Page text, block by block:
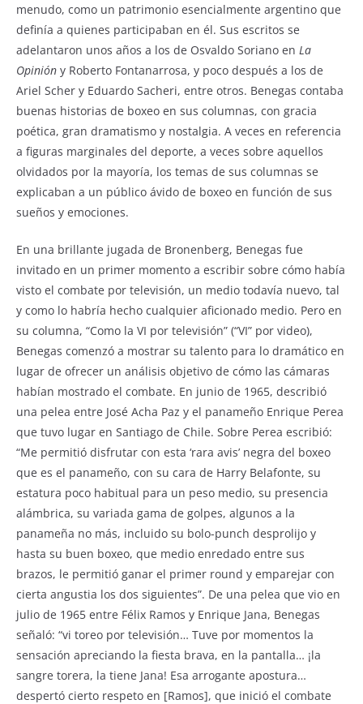
menudo, como un patrimonio esencialmente argentino que
definía a quienes participaban en él. Sus escritos se
adelantaron unos años a los de Osvaldo Soriano en La
Opinión y Roberto Fontanarrosa, y poco después a los de
Ariel Scher y Eduardo Sacheri, entre otros. Benegas contaba
buenas historias de boxeo en sus columnas, con gracia
poética, gran dramatismo y nostalgia. A veces en referencia
a figuras marginales del deporte, a veces sobre aquellos
olvidados por la mayoría, los temas de sus columnas se
explicaban a un público ávido de boxeo en función de sus
sueños y emociones.
En una brillante jugada de Bronenberg, Benegas fue
invitado en un primer momento a escribir sobre cómo había
visto el combate por televisión, un medio todavía nuevo, tal
y como lo habría hecho cualquier aficionado medio. Pero en
su columna, “Como la VI por televisión” (“VI” por video),
Benegas comenzó a mostrar su talento para lo dramático en
lugar de ofrecer un análisis objetivo de cómo las cámaras
habían mostrado el combate. En junio de 1965, describió
una pelea entre José Acha Paz y el panameño Enrique Perea
que tuvo lugar en Santiago de Chile. Sobre Perea escribió:
“Me permitió disfrutar con esta ‘rara avis’ negra del boxeo
que es el panameño, con su cara de Harry Belafonte, su
estatura poco habitual para un peso medio, su presencia
alámbrica, su variada gama de golpes, algunos a la
panameña no más, incluido su bolo-punch desprolijo y
hasta su buen boxeo, que medio enredado entre sus
brazos, le permitió ganar el primer round y emparejar con
cierta angustia los dos siguientes”. De una pelea que vio en
julio de 1965 entre Félix Ramos y Enrique Jana, Benegas
señaló: “vi toreo por televisión… Tuve por momentos la
sensación apreciando la fiesta brava, en la pantalla… ¡la
sangre torera, la tiene Jana! Esa arrogante apostura…
despertó cierto respeto en [Ramos], que inició el combate